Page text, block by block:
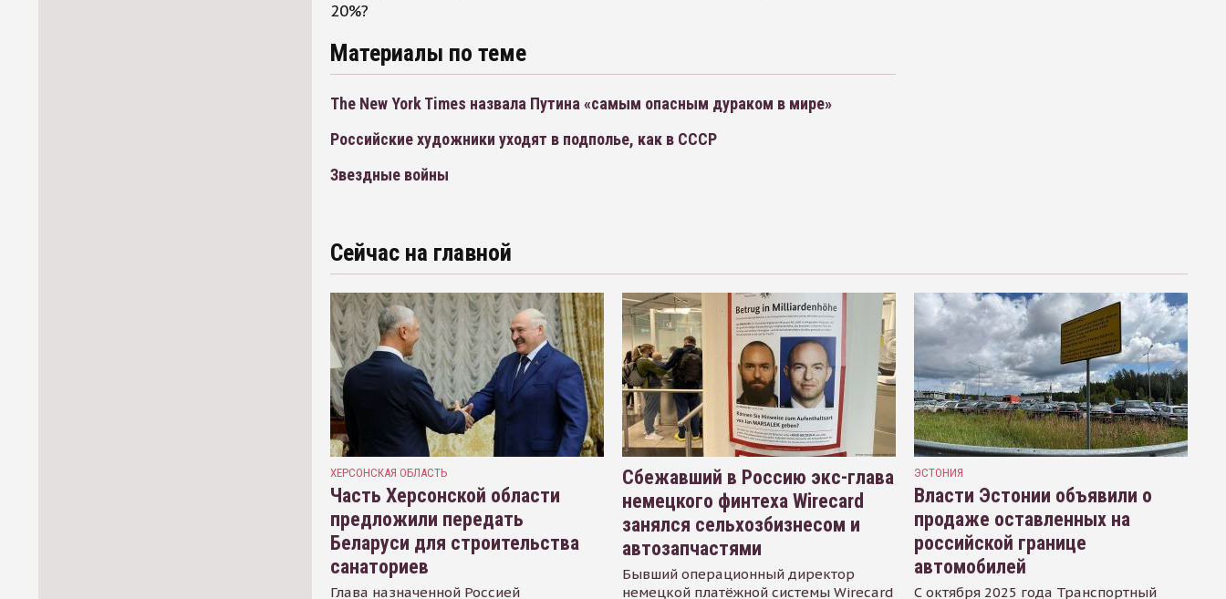
20%?
Материалы по теме
The New York Times назвала Путина «самым опасным дураком в мире»
Российские художники уходят в подполье, как в СССР
Звездные войны
Сейчас на главной
ХЕРСОНСКАЯ ОБЛАСТЬ
Часть Херсонской области
предложили передать
Беларуси для строительства
санаториев
Глава назначенной Россией
Сбежавший в Россию экс-глава
немецкого финтеха Wirecard
занялся сельхозбизнесом и
автозапчастями
Бывший операционный директор
немецкой платёжной системы Wirecard
ЭСТОНИЯ
Власти Эстонии объявили о
продаже оставленных на
российской границе
автомобилей
С октября 2025 года Транспортный